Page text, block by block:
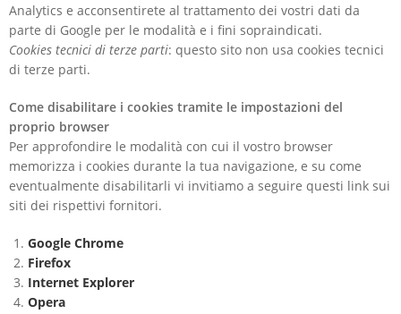
Analytics e acconsentirete al trattamento dei vostri dati da
parte di Google per le modalità e i fini sopraindicati.
Cookies tecnici di terze parti: questo sito non usa cookies tecnici
di terze parti.
Come disabilitare i cookies tramite le impostazioni del
proprio browser
Per approfondire le modalità con cui il vostro browser
memorizza i cookies durante la tua navigazione, e su come
eventualmente disabilitarli vi invitiamo a seguire questi link sui
siti dei rispettivi fornitori.
Google Chrome
Firefox
Internet Explorer
Opera